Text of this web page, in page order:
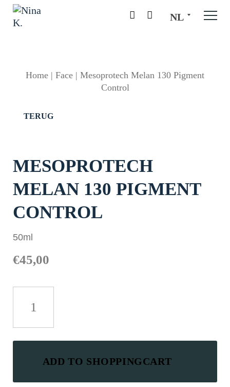
NL
Home | Face | Mesoprotech Melan 130 Pigment
Control
TERUG
MESOPROTECH
MELAN 130 PIGMENT
CONTROL
50ml
€45,00
Melan
Pigment
Control
ADD TO SHOPPINGCART